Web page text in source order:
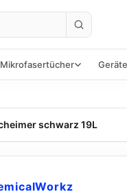
Mikrofasertücher Geräte
schwarz 19L